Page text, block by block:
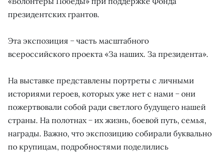
президентских грантов.
Эта экспозиция − часть масштабного
всероссийского проекта «За наших. За президента».
На выставке представлены портреты с личными
историями героев, которых уже нет с нами − они
пожертвовали собой ради светлого будущего нашей
страны. На полотнах − их жизнь, боевой путь, семья,
награды. Важно, что экспозицию собирали буквально
по крупицам, подробностями поделились